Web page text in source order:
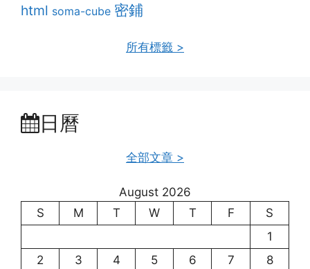
html soma-cube 密鋪
所有標籤 >
日曆
全部文章 >
August 2026
S
M T W T F
S
1
2
3 4 5 6 7
8